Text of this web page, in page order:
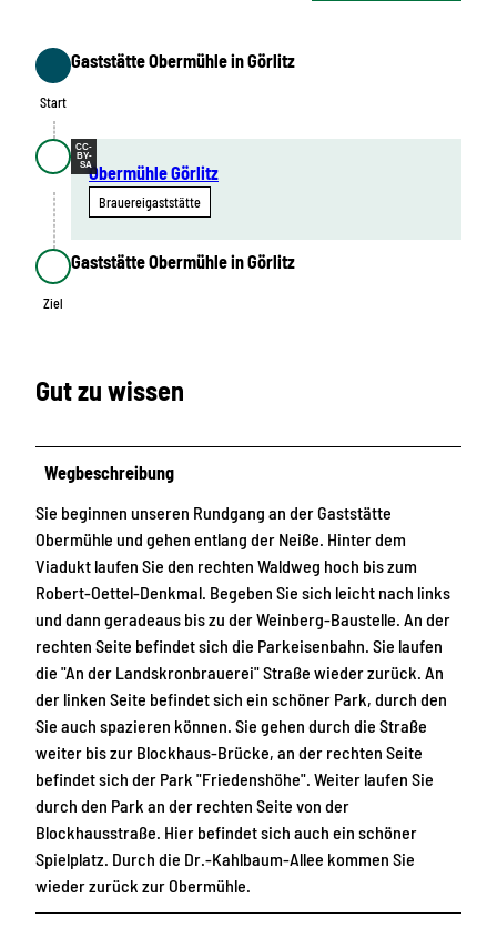
Start
Start
Gaststätte Obermühle in Görlitz
CC-
BY-
SAObermühle Görlitz
Brauereigaststätte
Ziel
Ziel
Gaststätte Obermühle in Görlitz
Gut zu wissen
Wegbeschreibung
Sie beginnen unseren Rundgang an der Gaststätte
Obermühle und gehen entlang der Neiße. Hinter dem
Viadukt laufen Sie den rechten Waldweg hoch bis zum
Robert-Oettel-Denkmal. Begeben Sie sich leicht nach links
und dann geradeaus bis zu der Weinberg-Baustelle. An der
rechten Seite befindet sich die Parkeisenbahn. Sie laufen
die "An der Landskronbrauerei" Straße wieder zurück. An
der linken Seite befindet sich ein schöner Park, durch den
Sie auch spazieren können. Sie gehen durch die Straße
weiter bis zur Blockhaus-Brücke, an der rechten Seite
befindet sich der Park "Friedenshöhe". Weiter laufen Sie
durch den Park an der rechten Seite von der
Blockhausstraße. Hier befindet sich auch ein schöner
Spielplatz. Durch die Dr.-Kahlbaum-Allee kommen Sie
wieder zurück zur Obermühle.